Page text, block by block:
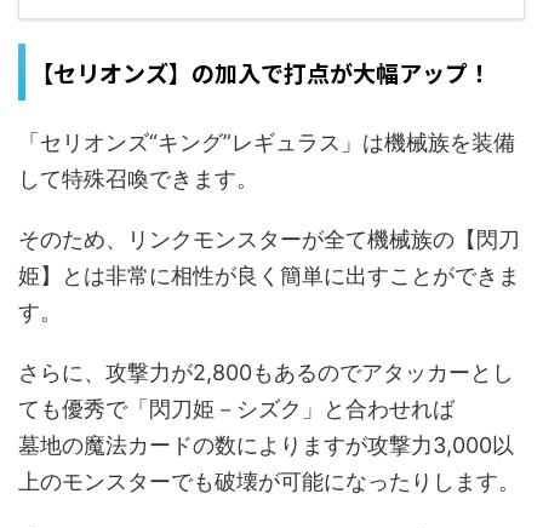
【セリオンズ】の加入で打点が大幅アップ！
「セリオンズ“キング”レギュラス」は機械族を装備
して特殊召喚できます。
そのため、リンクモンスターが全て機械族の【閃刀
姫】とは非常に相性が良く簡単に出すことができま
す。
さらに、攻撃力が2,800もあるのでアタッカーとし
ても優秀で「閃刀姫－シズク」と合わせれば
墓地の魔法カードの数によりますが攻撃力3,000以
上のモンスターでも破壊が可能になったりします。